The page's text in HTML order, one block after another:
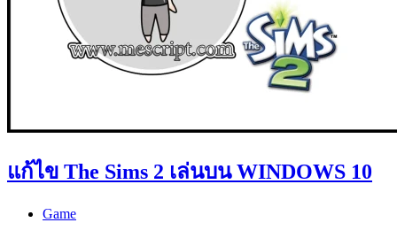
แก้ไข The Sims 2 เล่นบน WINDOWS 10
Game